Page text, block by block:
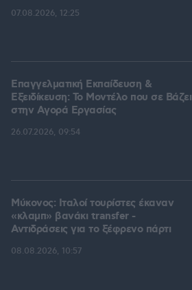
07.08.2026, 12:25
Επαγγελματική Εκπαίδευση &
Εξειδίκευση: Το Mοντέλο που σε Bάζει
στην Aγορά Eργασίας
26.07.2026, 09:54
Μύκονος: Ιταλοί τουρίστες έκαναν
«κλαμπ» βανάκι transfer -
Αντιδράσεις για το ξέφρενο πάρτι
08.08.2026, 10:57